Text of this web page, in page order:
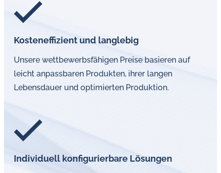
Kosteneffizient und langlebig
Unsere wettbewerbsfähigen Preise basieren auf
leicht anpassbaren Produkten, ihrer langen
Lebensdauer und optimierten Produktion.
Individuell konfigurierbare Lösungen